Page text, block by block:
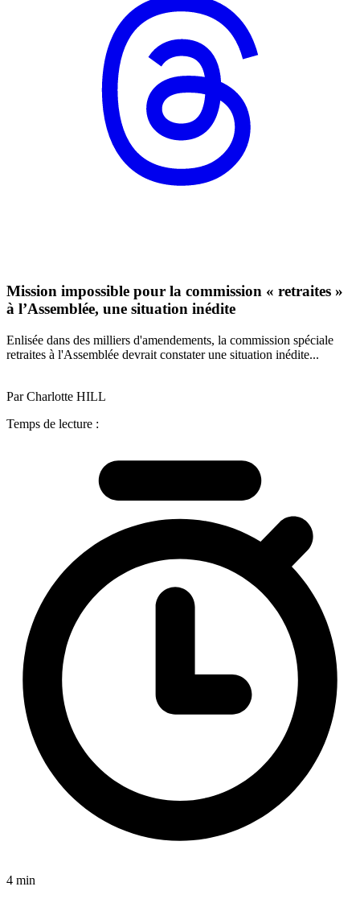
Mission impossible pour la commission « retraites »
à l’Assemblée, une situation inédite
Enlisée dans des milliers d'amendements, la commission spéciale
retraites à l'Assemblée devrait constater une situation inédite...
Par Charlotte HILL
Temps de lecture :
4 min